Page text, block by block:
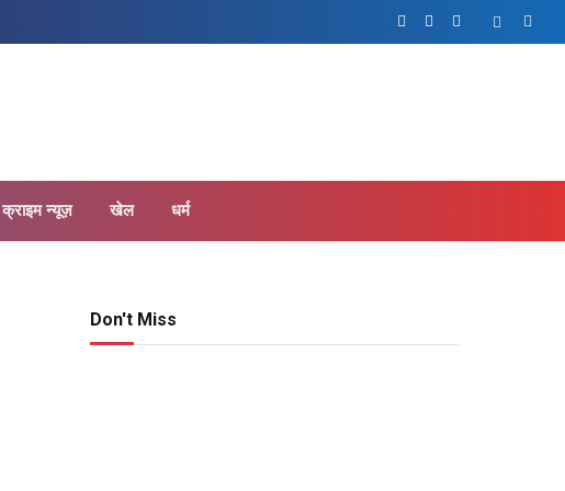
Facebook
TwitterInstagram
क्राइम न्यूज़ खेल धर्म
Don't Miss